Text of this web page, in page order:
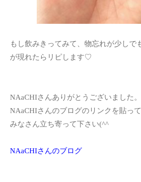
もし飲みきってみて、物忘れが少しで
が現れたらリピします♡
NAaCHIさんありがとうございました。
NAaCHIさんのブログのリンクを貼っ
みなさん立ち寄って下さい(^^ゞ
NAaCHIさんのブログ